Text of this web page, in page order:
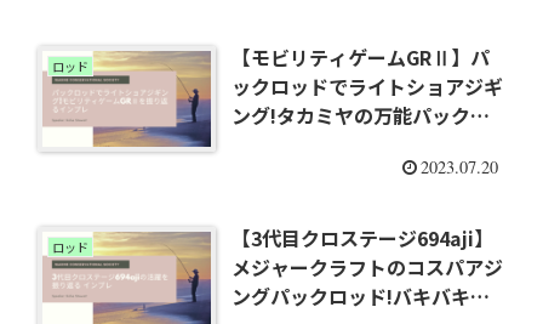
ロッド
【モビリティゲームGRⅡ】パ
ックロッドでライトショアジギ
ング!タカミヤの万能パックロ
2023.07.20
ロッド
【3代目クロステージ694aji】
メジャークラフトのコスパアジ
ングパックロッド!バキバキの